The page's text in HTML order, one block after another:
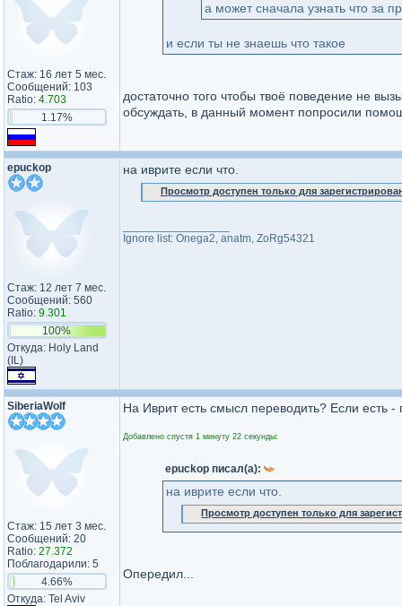
Стаж: 16 лет 5 мес.
Сообщений: 103
Ratio: 4.703
1.17%
а может сначала узнать что за
и если ты не знаешь что такое
достаточно того чтобы твоё поведение не
обсуждать, в данный момент попросили
epuckop
Стаж: 12 лет 7 мес.
Сообщений: 560
Ratio: 9.301
100%
Откуда: Holy Land
(IL)
на иврите если что.
Просмотр доступен только для
Ignore list: Onega2, anatm, ZoRg54321
SiberiaWolf
Стаж: 15 лет 3 мес.
Сообщений: 20
Ratio: 27.372
Поблагодарили: 5
4.66%
Откуда: Tel Aviv
На Иврит есть смысл переводить? Если есть -
Добавлено спустя 1 минуту 22 секунды:
epuckop писал(а):
на иврите если что.
Просмотр доступен только для
Опередил...